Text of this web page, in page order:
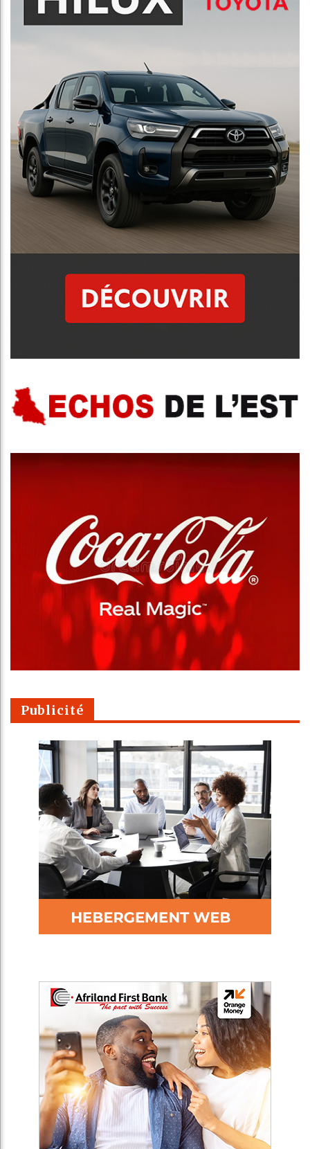
Publicité